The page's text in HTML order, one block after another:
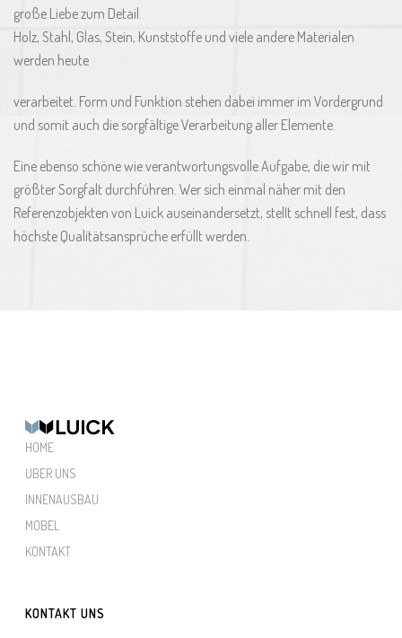
große Liebe zum Detail.
Holz, Stahl, Glas, Stein, Kunststoffe und viele andere Materialen
werden heute
verarbeitet. Form und Funktion stehen dabei immer im Vordergrund
und somit auch die sorgfältige Verarbeitung aller Elemente.
Eine ebenso schöne wie verantwortungsvolle Aufgabe, die wir mit
größter Sorgfalt durchführen. Wer sich einmal näher mit den
Referenzobjekten von Luick auseinandersetzt, stelIt schnell fest, dass
höchste Qualitätsansprüche erfüllt werden.
HOME
UBER UNS
INNENAUSBAU
MOBEL
KONTAKT
KONTAKT UNS